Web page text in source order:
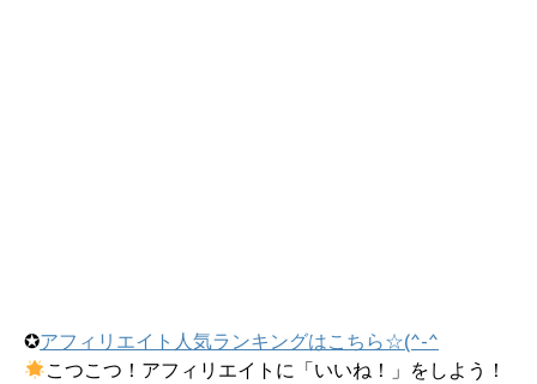
✪アフィリエイト人気ランキングはこちら☆(^-^
こつこつ！アフィリエイトに「いいね！」をしよう！